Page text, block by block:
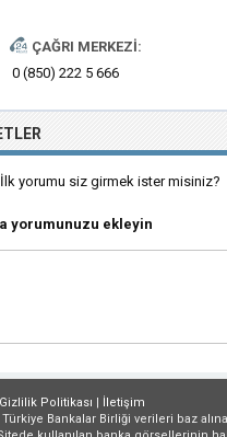
ÇAĞRI MERKEZI:
0 (850) 222 5 666
yorumu siz girmek ister misiniz?
yorumunuzu ekleyin
Gizlilik Politikası | İletişim
Bankalar Birliği verileri baz